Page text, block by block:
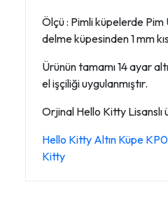
Ölçü : Pimli küpelerde Pim
delme küpesinden 1 mm
Ürünün tamamı 14 ayar
el işçiliği uygulanmıştır.
Orjinal Hello Kitty Lisanslı
Hello Kitty Altın Küpe
Kitty